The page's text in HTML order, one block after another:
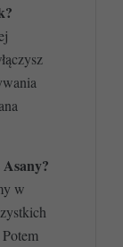
w